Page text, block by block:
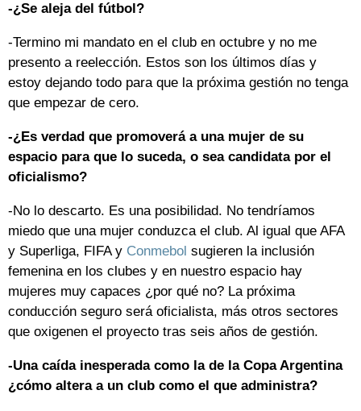
-¿Se aleja del fútbol?
-Termino mi mandato en el club en octubre y no me
presento a reelección. Estos son los últimos días y
estoy dejando todo para que la próxima gestión no tenga
que empezar de cero.
-¿Es verdad que promoverá a una mujer de su
espacio para que lo suceda, o sea candidata por el
oficialismo?
-No lo descarto. Es una posibilidad. No tendríamos
miedo que una mujer conduzca el club. Al igual que AFA
y Superliga, FIFA y Conmebol sugieren la inclusión
femenina en los clubes y en nuestro espacio hay
mujeres muy capaces ¿por qué no? La próxima
conducción seguro será oficialista, más otros sectores
que oxigenen el proyecto tras seis años de gestión.
-Una caída inesperada como la de la Copa Argentina
¿cómo altera a un club como el que administra?